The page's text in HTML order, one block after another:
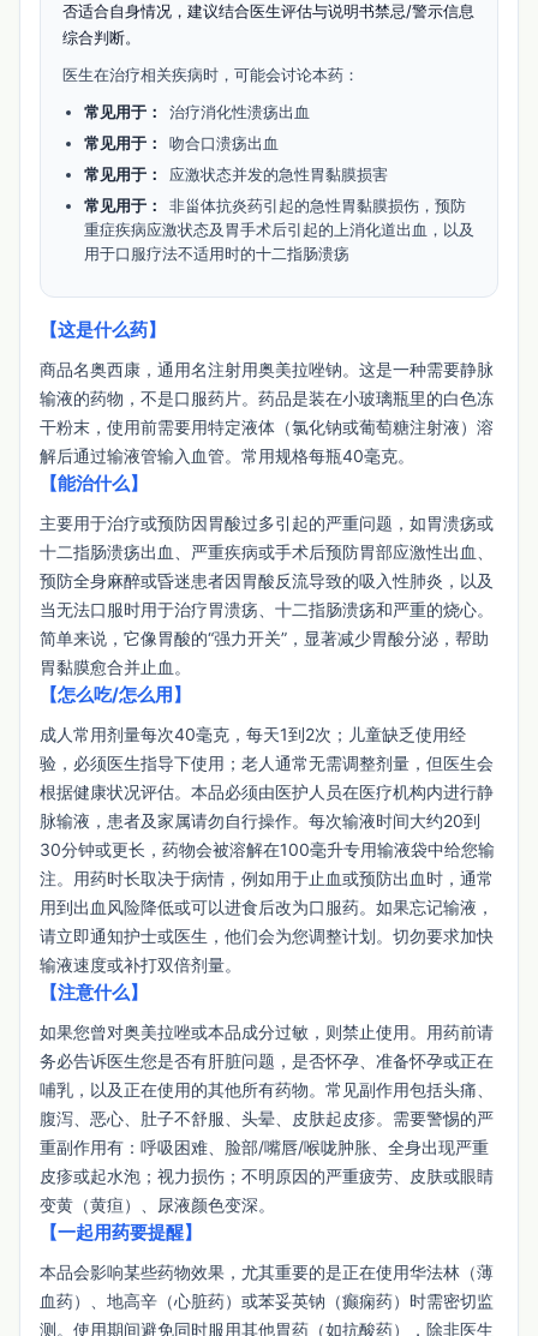
否适合自身情况，建议结合医生评估与说明书禁忌/警示信息
综合判断。
医生在治疗相关疾病时，可能会讨论本药：
常见用于：
治疗消化性溃疡出血
常见用于：
吻合口溃疡出血
常见用于：
应激状态并发的急性胃黏膜损害
常见用于：
非甾体抗炎药引起的急性胃黏膜损伤，预防
重症疾病应激状态及胃手术后引起的上消化道出血，以及
用于口服疗法不适用时的十二指肠溃疡
【这是什么药】
商品名奥西康，通用名注射用奥美拉唑钠。这是一种需要静脉
输液的药物，不是口服药片。药品是装在小玻璃瓶里的白色冻
干粉末，使用前需要用特定液体（氯化钠或葡萄糖注射液）溶
解后通过输液管输入血管。常用规格每瓶40毫克。
【能治什么】
主要用于治疗或预防因胃酸过多引起的严重问题，如胃溃疡或
十二指肠溃疡出血、严重疾病或手术后预防胃部应激性出血、
预防全身麻醉或昏迷患者因胃酸反流导致的吸入性肺炎，以及
当无法口服时用于治疗胃溃疡、十二指肠溃疡和严重的烧心。
简单来说，它像胃酸的“强力开关”，显著减少胃酸分泌，帮助
胃黏膜愈合并止血。
【怎么吃/怎么用】
成人常用剂量每次40毫克，每天1到2次；儿童缺乏使用经
验，必须医生指导下使用；老人通常无需调整剂量，但医生会
根据健康状况评估。本品必须由医护人员在医疗机构内进行静
脉输液，患者及家属请勿自行操作。每次输液时间大约20到
30分钟或更长，药物会被溶解在100毫升专用输液袋中给您输
注。用药时长取决于病情，例如用于止血或预防出血时，通常
用到出血风险降低或可以进食后改为口服药。如果忘记输液，
请立即通知护士或医生，他们会为您调整计划。切勿要求加快
输液速度或补打双倍剂量。
【注意什么】
如果您曾对奥美拉唑或本品成分过敏，则禁止使用。用药前请
务必告诉医生您是否有肝脏问题，是否怀孕、准备怀孕或正在
哺乳，以及正在使用的其他所有药物。常见副作用包括头痛、
腹泻、恶心、肚子不舒服、头晕、皮肤起皮疹。需要警惕的严
重副作用有：呼吸困难、脸部/嘴唇/喉咙肿胀、全身出现严重
皮疹或起水泡；视力损伤；不明原因的严重疲劳、皮肤或眼睛
变黄（黄疸）、尿液颜色变深。
【一起用药要提醒】
本品会影响某些药物效果，尤其重要的是正在使用华法林（薄
血药）、地高辛（心脏药）或苯妥英钠（癫痫药）时需密切监
测。使用期间避免同时服用其他胃药（如抗酸药），除非医生